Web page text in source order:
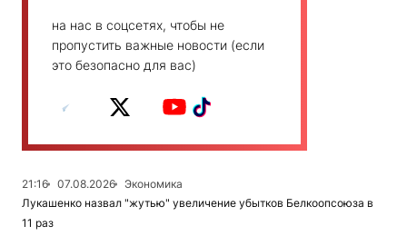
на нас в соцсетях, чтобы не
пропустить важные новости (если
это безопасно для вас)
21:16 07.08.2026
Экономика
Лукашенко назвал "жутью" увеличение убытков Белкоопсоюза в
11 раз